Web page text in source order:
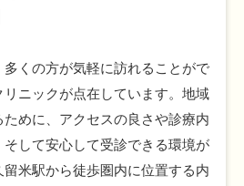
多くの方が気軽に訪れることがで
ニックが点在しています。地域
めに、アクセスの良さや診療内
して安心して受診できる環境が
米駅から徒歩圏内に位置する内